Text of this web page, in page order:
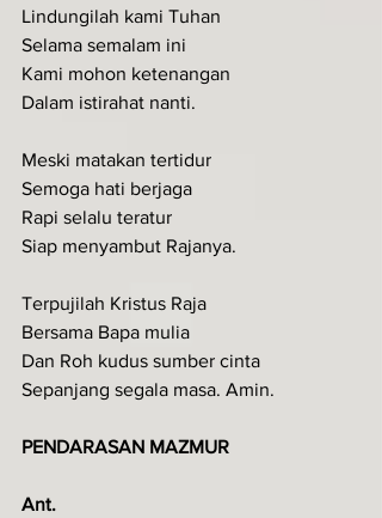
Lindungilah kami Tuhan
Selama semalam ini
Kami mohon ketenangan
Dalam istirahat nanti.
Meski matakan tertidur
Semoga hati berjaga
Rapi selalu teratur
Siap menyambut Rajanya.
Terpujilah Kristus Raja
Bersama Bapa mulia
Dan Roh kudus sumber cinta
Sepanjang segala masa. Amin.
PENDARASAN MAZMUR
Ant.